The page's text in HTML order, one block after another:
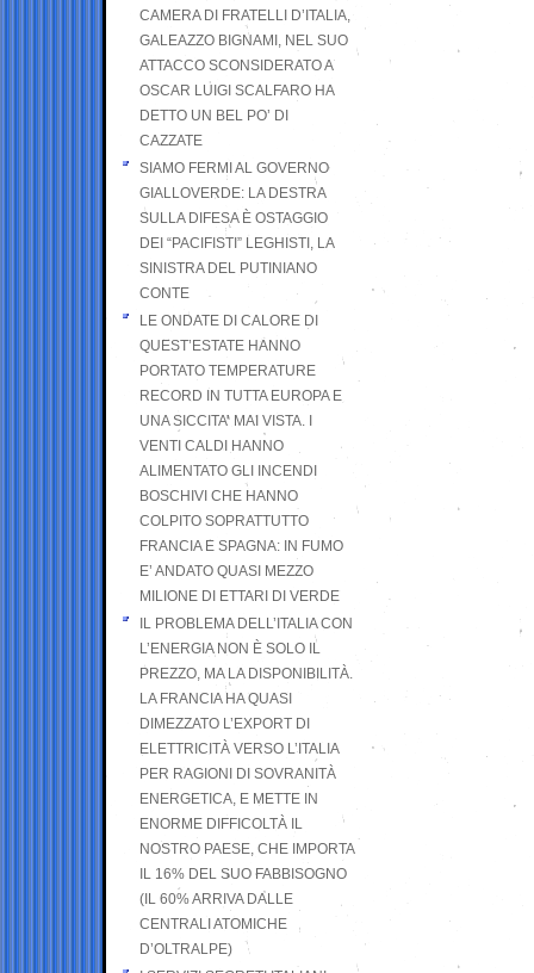
CAMERA DI FRATELLI D’ITALIA,
GALEAZZO BIGNAMI, NEL SUO
ATTACCO SCONSIDERATO A
OSCAR LUIGI SCALFARO HA
DETTO UN BEL PO’ DI
CAZZATE
SIAMO FERMI AL GOVERNO
GIALLOVERDE: LA DESTRA
SULLA DIFESA È OSTAGGIO
DEI “PACIFISTI” LEGHISTI, LA
SINISTRA DEL PUTINIANO
CONTE
LE ONDATE DI CALORE DI
QUEST’ESTATE HANNO
PORTATO TEMPERATURE
RECORD IN TUTTA EUROPA E
UNA SICCITA’ MAI VISTA. I
VENTI CALDI HANNO
ALIMENTATO GLI INCENDI
BOSCHIVI CHE HANNO
COLPITO SOPRATTUTTO
FRANCIA E SPAGNA: IN FUMO
E’ ANDATO QUASI MEZZO
MILIONE DI ETTARI DI VERDE
IL PROBLEMA DELL’ITALIA CON
L’ENERGIA NON È SOLO IL
PREZZO, MA LA DISPONIBILITÀ.
LA FRANCIA HA QUASI
DIMEZZATO L’EXPORT DI
ELETTRICITÀ VERSO L’ITALIA
PER RAGIONI DI SOVRANITÀ
ENERGETICA, E METTE IN
ENORME DIFFICOLTÀ IL
NOSTRO PAESE, CHE IMPORTA
IL 16% DEL SUO FABBISOGNO
(IL 60% ARRIVA DALLE
CENTRALI ATOMICHE
D’OLTRALPE)